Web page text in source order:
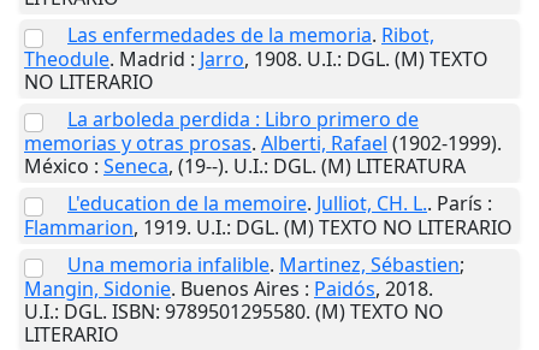
Las enfermedades de la memoria. Ribot,
Theodule. Madrid : Jarro, 1908. U.I.: DGL. (M) TEXTO
NO LITERARIO
La arboleda perdida : Libro primero de
memorias y otras prosas. Alberti, Rafael (1902-1999).
México : Seneca, (19--). U.I.: DGL. (M) LITERATURA
L'education de la memoire. Julliot, CH. L.. París :
Flammarion, 1919. U.I.: DGL. (M) TEXTO NO LITERARIO
Una memoria infalible. Martinez, Sébastien;
Mangin, Sidonie. Buenos Aires : Paidós, 2018.
U.I.: DGL. ISBN: 9789501295580. (M) TEXTO NO
LITERARIO